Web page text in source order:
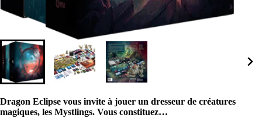
Dragon Eclipse vous invite à jouer un dresseur de créatures
magiques, les Mystlings. Vous constituez…